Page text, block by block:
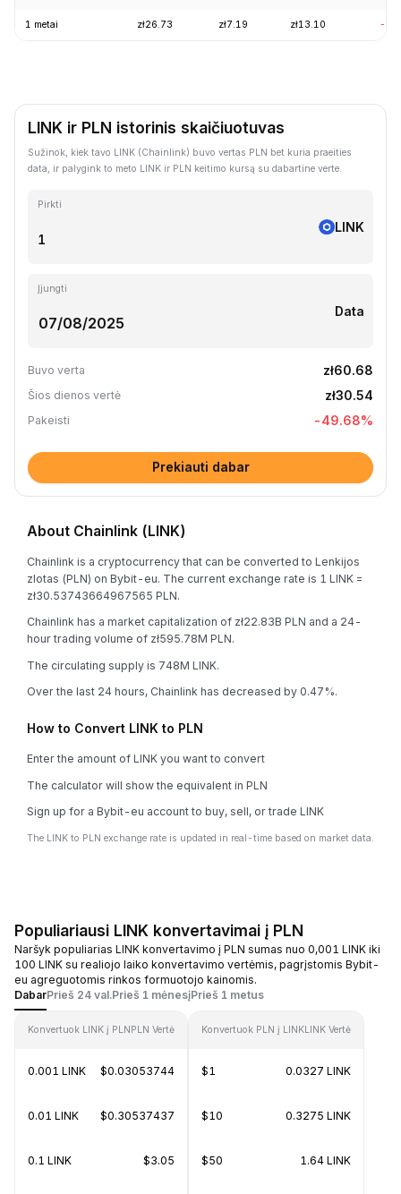
1 metai zł26.73 zł7.19 zł13.10 -
LINK ir PLN istorinis skaičiuotuvas
Sužinok, kiek tavo LINK (Chainlink) buvo vertas PLN bet kuria praeities
data, ir palygink to meto LINK ir PLN keitimo kursą su dabartine verte.
Pirkti
LINK
Įjungti
Data
Buvo verta zł60.68
Šios dienos vertė zł30.54
Pakeisti -49.68%
Prekiauti dabar
About Chainlink (LINK)
Chainlink is a cryptocurrency that can be converted to Lenkijos
zlotas (PLN) on Bybit-eu. The current exchange rate is 1 LINK =
zł30.53743664967565 PLN.
Chainlink has a market capitalization of zł22.83B PLN and a 24-
hour trading volume of zł595.78M PLN.
The circulating supply is 748M LINK.
Over the last 24 hours, Chainlink has decreased by 0.47%.
How to Convert LINK to PLN
Enter the amount of LINK you want to convert
The calculator will show the equivalent in PLN
Sign up for a Bybit-eu account to buy, sell, or trade LINK
The LINK to PLN exchange rate is updated in real-time based on market data.
Populiariausi LINK konvertavimai į PLN
Naršyk populiarias LINK konvertavimo į PLN sumas nuo 0,001 LINK iki
100 LINK su realiojo laiko konvertavimo vertėmis, pagrįstomis Bybit-
eu agreguotomis rinkos formuotojo kainomis.
DabarPrieš 24 val.Prieš 1 mėnesįPrieš 1 metus
Konvertuok LINK į PLNPLN Vertė
0.001 LINK $0.03053744
0.01 LINK $0.30537437
0.1 LINK $3.05
Konvertuok PLN į LINKLINK Vertė
$1 0.0327 LINK
$10 0.3275 LINK
$50 1.64 LINK